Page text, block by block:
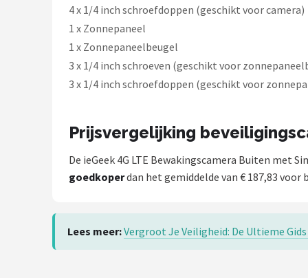
4 x 1/4 inch schroefdoppen (geschikt voor camera)
1 x Zonnepaneel
1 x Zonnepaneelbeugel
3 x 1/4 inch schroeven (geschikt voor
3 x 1/4 inch schroefdoppen (geschikt voor
Prijsvergelijking
De ieGeek 4G LTE Bewakingscamera Buiten met
goedkoperdan het gemiddelde van € 187,83
Lees meer:Vergroot Je Veiligheid: De Ultieme